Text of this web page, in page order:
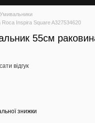
Умивальники
Inspira Square A327534620
55см
відгук
знижки